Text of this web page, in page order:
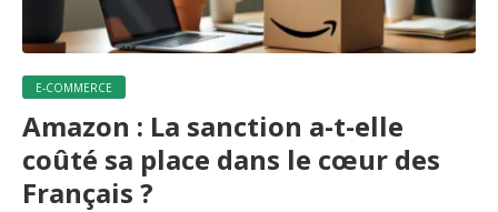
E-COMMERCE
Amazon : La sanction a-t-elle
coûté sa place dans le cœur des
Français ?